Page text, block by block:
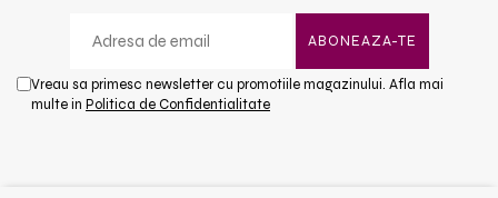
Vreau sa primesc newsletter cu promotiile magazinului. Afla mai
multe in Politica de Confidentialitate